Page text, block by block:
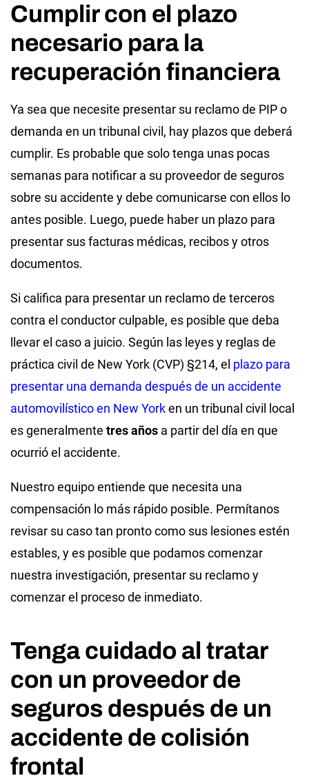
Cumplir con el plazo
necesario para la
recuperación financiera
Ya sea que necesite presentar su reclamo de PIP o
demanda en un tribunal civil, hay plazos que deberá
cumplir. Es probable que solo tenga unas pocas
semanas para notificar a su proveedor de seguros
sobre su accidente y debe comunicarse con ellos lo
antes posible. Luego, puede haber un plazo para
presentar sus facturas médicas, recibos y otros
documentos.
Si califica para presentar un reclamo de terceros
contra el conductor culpable, es posible que deba
llevar el caso a juicio. Según las leyes y reglas de
práctica civil de New York (CVP) §214, el plazo para
presentar una demanda después de un accidente
automovilístico en New Yorken un tribunal civil local
es generalmente tres años a partir del día en que
ocurrió el accidente.
Nuestro equipo entiende que necesita una
compensación lo más rápido posible. Permítanos
revisar su caso tan pronto como sus lesiones estén
estables, y es posible que podamos comenzar
nuestra investigación, presentar su reclamo y
comenzar el proceso de inmediato.
Tenga cuidado al tratar
con un proveedor de
seguros después de un
accidente de colisión
frontal